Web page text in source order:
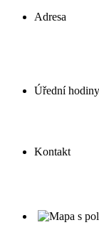
Adresa
Úřední hodiny
Kontakt